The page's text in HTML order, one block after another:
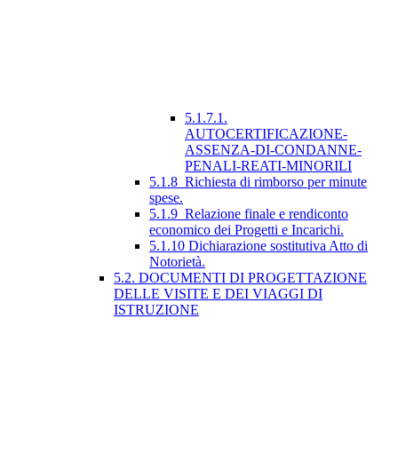
5.1.7.1.
AUTOCERTIFICAZIONE-
ASSENZA-DI-CONDANNE-
PENALI-REATI-MINORILI
5.1.8_Richiesta di rimborso per minute
spese.
5.1.9_Relazione finale e rendiconto
economico dei Progetti e Incarichi.
5.1.10 Dichiarazione sostitutiva Atto di
Notorietà.
5.2. DOCUMENTI DI PROGETTAZIONE
DELLE VISITE E DEI VIAGGI DI
ISTRUZIONE